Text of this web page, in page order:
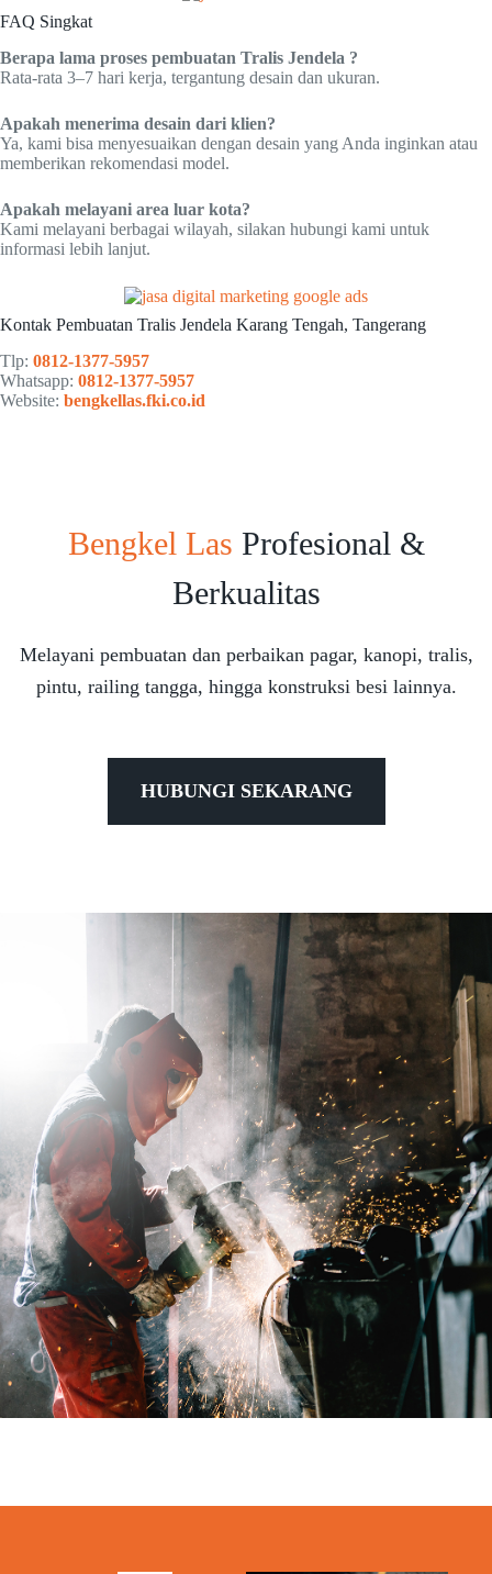
FAQ Singkat
Berapa lama proses pembuatan Tralis Jendela ?
Rata-rata 3–7 hari kerja, tergantung desain dan ukuran.
Apakah menerima desain dari klien?
Ya, kami bisa menyesuaikan dengan desain yang Anda inginkan atau
memberikan rekomendasi model.
Apakah melayani area luar kota?
Kami melayani berbagai wilayah, silakan hubungi kami untuk
informasi lebih lanjut.
Kontak Pembuatan Tralis Jendela Karang Tengah, Tangerang
Tlp: 0812-1377-5957
Whatsapp: 0812-1377-5957
Website: bengkellas.fki.co.id
Bengkel Las Profesional &
Berkualitas
Melayani pembuatan dan perbaikan pagar, kanopi, tralis,
pintu, railing tangga, hingga konstruksi besi lainnya.
HUBUNGI SEKARANG